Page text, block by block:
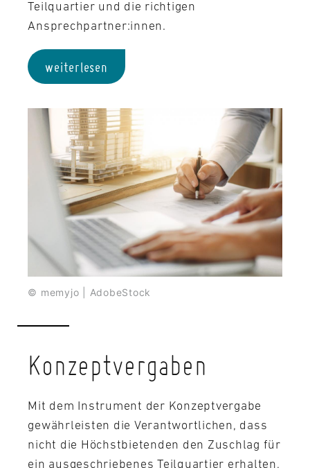
Teilquartier und die richtigen
Ansprechpartner:innen.
weiterlesen
© memyjo | AdobeStock
Konzeptvergaben
Mit dem Instrument der Konzeptvergabe
gewährleisten die Verantwortlichen, dass
nicht die Höchstbietenden den Zuschlag für
ein ausgeschriebenes Teilquartier erhalten,